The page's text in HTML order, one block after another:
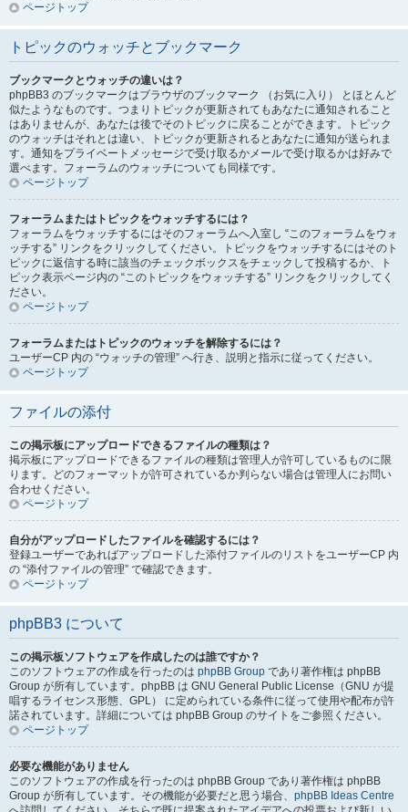
ページトップ
トピックのウォッチとブックマーク
ブックマークとウォッチの違いは？
phpBB3 のブックマークはブラウザのブックマーク （お気に入り） とほとんど
似たようなものです。つまりトピックが更新されてもあなたに通知されること
はありませんが、あなたは後でそのトピックに戻ることができます。トピック
のウォッチはそれとは違い、トピックが更新されるとあなたに通知が送られま
す。通知をプライベートメッセージで受け取るかメールで受け取るかは好みで
選べます。フォーラムのウォッチについても同様です。
ページトップ
フォーラムまたはトピックをウォッチするには？
フォーラムをウォッチするにはそのフォーラムへ入室し “このフォーラムをウォ
ッチする” リンクをクリックしてください。トピックをウォッチするにはそのト
ピックに返信する時に該当のチェックボックスをチェックして投稿するか、ト
ピック表示ページ内の “このトピックをウォッチする” リンクをクリックしてく
ださい。
ページトップ
フォーラムまたはトピックのウォッチを解除するには？
ユーザーCP 内の “ウォッチの管理” へ行き、説明と指示に従ってください。
ページトップ
ファイルの添付
この掲示板にアップロードできるファイルの種類は？
掲示板にアップロードできるファイルの種類は管理人が許可しているものに限
ります。どのフォーマットが許可されているか判らない場合は管理人にお問い
合わせください。
ページトップ
自分がアップロードしたファイルを確認するには？
登録ユーザーであればアップロードした添付ファイルのリストをユーザーCP 内
の “添付ファイルの管理” で確認できます。
ページトップ
phpBB3 について
この掲示板ソフトウェアを作成したのは誰ですか？
このソフトウェアの作成を行ったのは phpBB Group であり著作権は phpBB
Group が所有しています。phpBB は GNU General Public License（GNU が提
唱するライセンス形態、GPL） に定められている条件に従って使用や配布が許
諾されています。詳細については phpBB Group のサイトをご参照ください。
ページトップ
必要な機能がありません
このソフトウェアの作成を行ったのは phpBB Group であり著作権は phpBB
Group が所有しています。その機能が必要だと思う場合、 phpBB Ideas Centre